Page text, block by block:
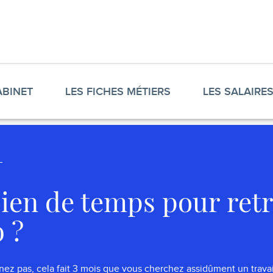
LES FICHES MÉTIERS LES SALAIRES
de temps pour
?
pas, cela fait 3 mois que vous cherchez assidûment un